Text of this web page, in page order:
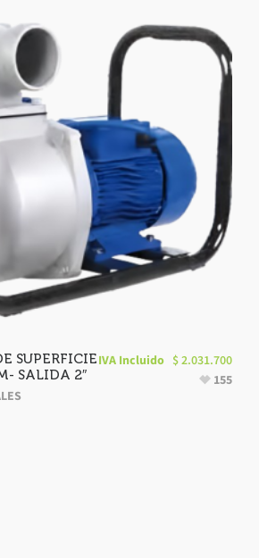
SUPERFICIE
SALIDA 2″
IVA Incluido $2.031.700
155